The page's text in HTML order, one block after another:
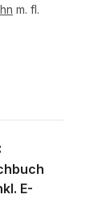
m. fl.
E-